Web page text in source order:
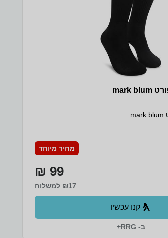
מחיר מיוחד
99 ₪
₪17 למשלוח
קנו עכשיו
ב- RRG+